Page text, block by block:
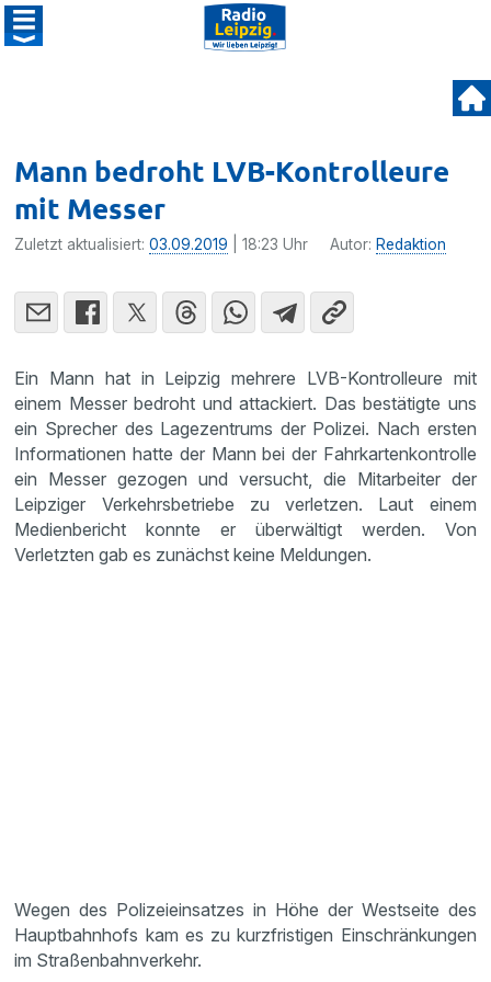
Mann bedroht LVB-Kontrolleure
mit Messer
Zuletzt aktualisiert:03.09.2019 | 18:23 Uhr Autor: Redaktion
Ein Mann hat in Leipzig mehrere LVB-Kontrolleure mit
einem Messer bedroht und attackiert. Das bestätigte uns
ein Sprecher des Lagezentrums der Polizei. Nach ersten
Informationen hatte der Mann bei der Fahrkartenkontrolle
ein Messer gezogen und versucht, die Mitarbeiter der
Leipziger Verkehrsbetriebe zu verletzen. Laut einem
Medienbericht konnte er überwältigt werden. Von
Verletzten gab es zunächst keine Meldungen.
Wegen des Polizeieinsatzes in Höhe der Westseite des
Hauptbahnhofs kam es zu kurzfristigen Einschränkungen
im Straßenbahnverkehr.